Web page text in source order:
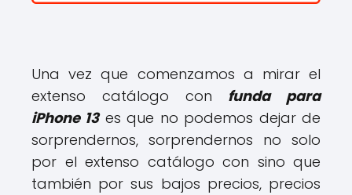
Una vez que comenzamos a mirar el
extenso catálogo con funda para
iPhone 13es que no podemos dejar de
sorprendernos, sorprendernos no solo
por el extenso catálogo con sino que
también por sus bajos precios, precios